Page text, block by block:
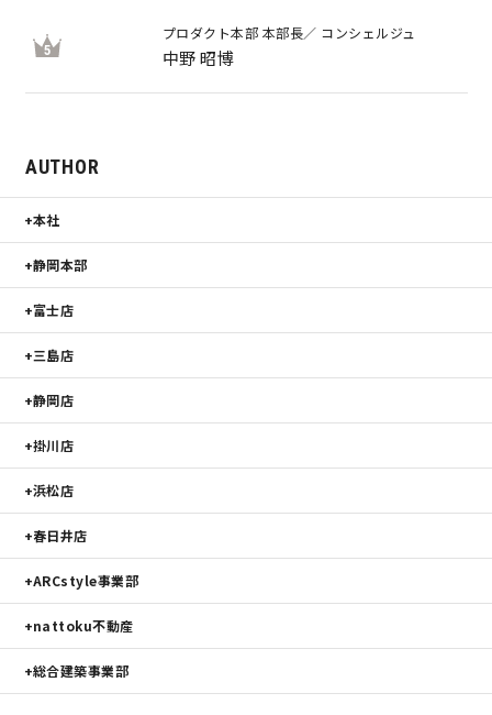
5
プロダクト本部 本部長／ コンシェルジュ
中野 昭博
AUTHOR
本社
静岡本部
富士店
三島店
静岡店
掛川店
浜松店
春日井店
ARCstyle事業部
nattoku不動産
総合建築事業部